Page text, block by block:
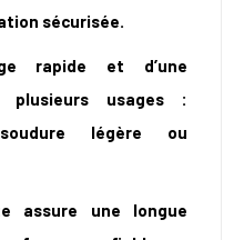
sécurisée.
rapide et d’une
plusieurs usages :
légère ou
assure une longue